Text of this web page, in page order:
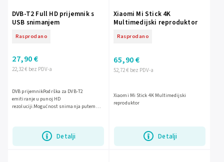
DVB-T2 Full HD prijemnik s
USB snimanjem
Rasprodano
22,32 € bez PDV-a
27,90 €
Detalji
DVB prijemnikPodrška za DVB-T2
emitiranje u punoj HD
rezoluciji.Mogućnost snimanja putem
pogodan...
Xiaomi Mi Stick 4K
Multimedijski reproduktor
Rasprodano
52,72 € bez PDV-a
65,90 €
Detalji
Xiaomi Mi Stick 4K Multimedijski
reproduktor